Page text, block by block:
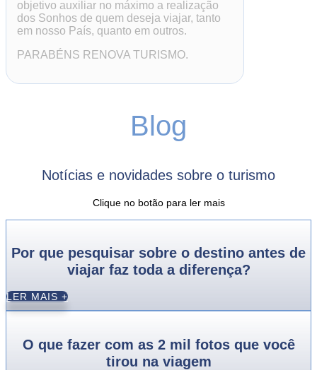
objetivo auxiliar no máximo a realização
dos Sonhos de quem deseja viajar, tanto
em nosso País, quanto em outros.
PARABÉNS RENOVA TURISMO.
Blog
Notícias e novidades sobre o turismo
Clique no botão para ler mais
Por que pesquisar sobre o destino antes de
viajar faz toda a diferença?
LER MAIS +
O que fazer com as 2 mil fotos que você
tirou na viagem